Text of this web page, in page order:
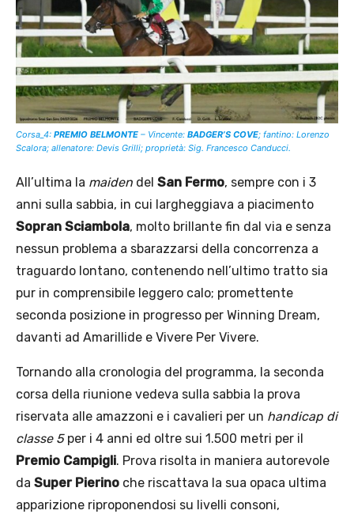
Corsa_4: PREMIO BELMONTE – Vincente: BADGER’S COVE; fantino: Lorenzo
Scalora; allenatore: Devis Grilli; proprietà: Sig. Francesco Canducci.
All’ultima la maiden del San Fermo, sempre con i 3
anni sulla sabbia, in cui largheggiava a piacimento
Sopran Sciambola, molto brillante fin dal via e senza
nessun problema a sbarazzarsi della concorrenza a
traguardo lontano, contenendo nell’ultimo tratto sia
pur in comprensibile leggero calo; promettente
seconda posizione in progresso per Winning Dream,
davanti ad Amarillide e Vivere Per Vivere.
Tornando alla cronologia del programma, la seconda
corsa della riunione vedeva sulla sabbia la prova
riservata alle amazzoni e i cavalieri per un handicap di
classe 5per i 4 anni ed oltre sui 1.500 metri per il
Premio Campigli. Prova risolta in maniera autorevole
da Super Pierino che riscattava la sua opaca ultima
apparizione riproponendosi su livelli consoni,